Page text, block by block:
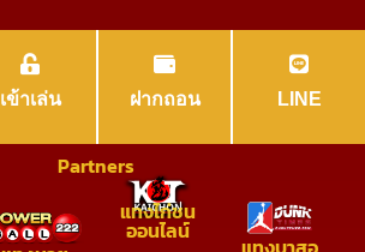
เข้าเล่น ฝากถอน LINE
Partners
แทงไก่ชน
ออนไลน์